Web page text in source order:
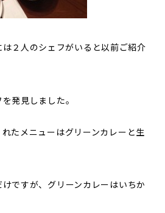
２人のシェフがいると以前ご紹介
発見しました。
たメニューはグリーンカレーと生
ですが、グリーンカレーはいちか